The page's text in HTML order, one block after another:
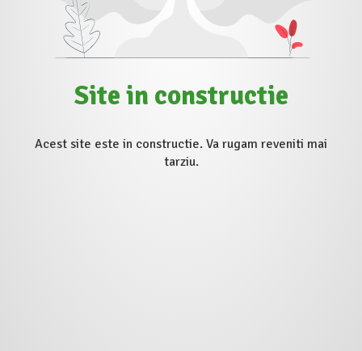
Site in constructie
Acest site este in constructie. Va rugam reveniti mai
tarziu.